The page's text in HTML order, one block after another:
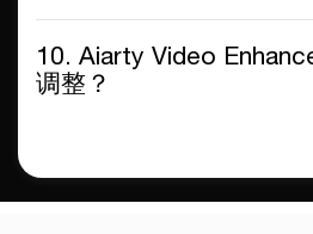
10. Aiarty Video
调整？